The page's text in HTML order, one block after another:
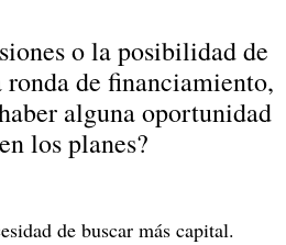
o la posibilidad de
ronda de financiamiento,
alguna oportunidad
los planes?
de buscar más capital.